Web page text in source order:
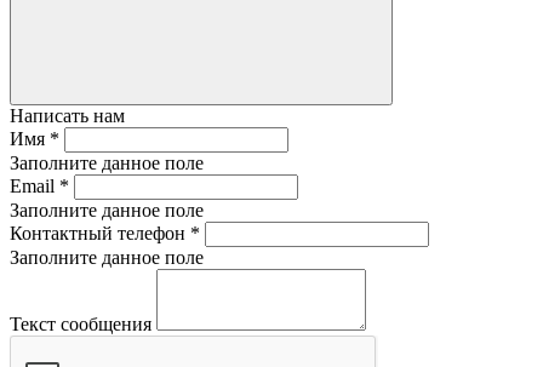
Написать нам
Имя *
Заполните данное поле
Email *
Заполните данное поле
Контактный телефон *
Заполните данное поле
Текст сообщения